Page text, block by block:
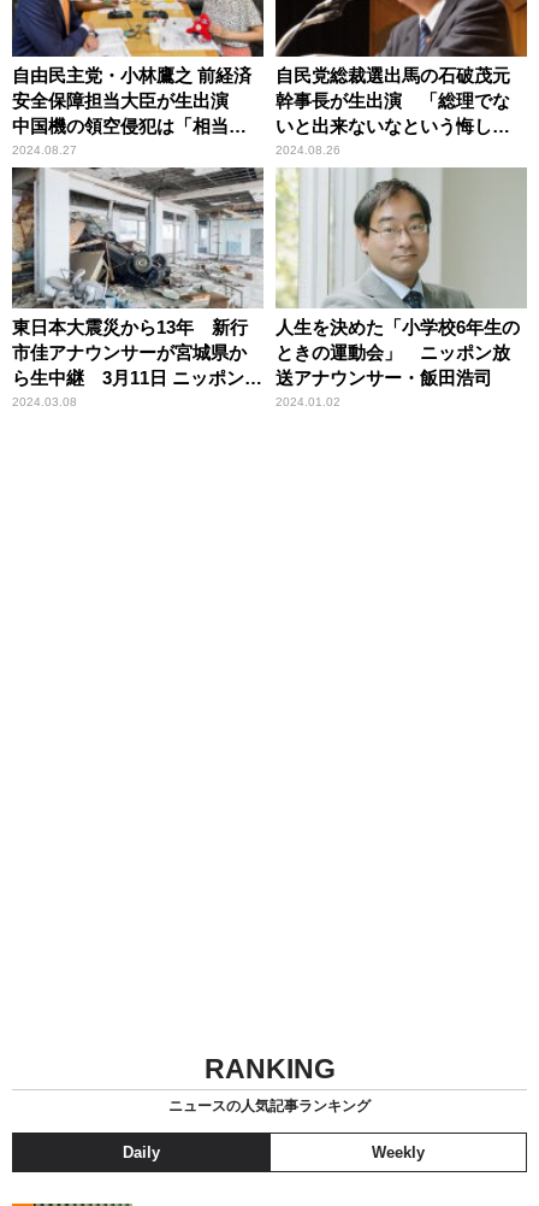
自由民主党・小林鷹之 前経済
安全保障担当大臣が生出演
中国機の領空侵犯は「相当深
刻な事案」
2024.08.27
自民党総裁選出馬の石破茂元
幹事長が生出演 「総理でな
いと出来ないなという悔しい
思いは、どの大臣の時もし
た」
2024.08.26
東日本大震災から13年 新行
市佳アナウンサーが宮城県か
ら生中継 3月11日 ニッポン放
送『飯田浩司のOK! Cozy
2024.03.08
人生を決めた「小学校6年生の
ときの運動会」 ニッポン放
送アナウンサー・飯田浩司
2024.01.02
RANKING
ニュースの人気記事ランキング
Daily Weekly